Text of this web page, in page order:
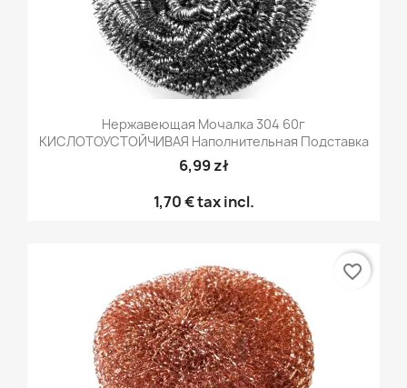
Нержавеющая Мочалка 304 60г
КИСЛОТОУСТОЙЧИВАЯ Наполнительная Подставка
6,99 zł
1,70 €tax incl.
favorite_border